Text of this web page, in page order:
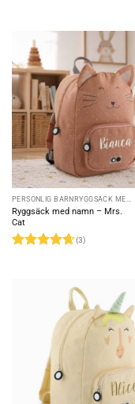
PERSONLIG BARNRYGGSÄCK MED NAMN
Ryggsäck med namn – Mrs.
Cat
(3)